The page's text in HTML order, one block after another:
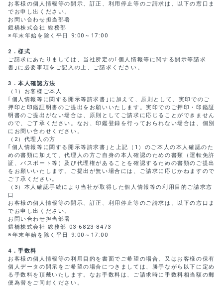
お客様の個人情報等の開示、訂正、利用停止等のご請求は、以下の窓口ま
でお申し出ください。
お問い合わせ担当部署
鎧橋株式会社 総務部
※年末年始を除く平日 9:00～17:00
2 ．様式
ご請求にあたりましては、当社所定の｢個人情報等に関する開示等請求
書｣に必要事項をご記入の上、ご請求ください。
3 ．本人確認方法
（1）お客様ご本人
｢個人情報等に関する開示等請求書｣に加えて、原則として、実印でのご
押印と印鑑証明書のご提出をお願いいたします。実印でのご押印・印鑑証
明書のご提出がない場合は、原則としてご請求に応じることができません
ので、ご了承ください。なお、印鑑登録を行っておられない場合は、個別
にお問い合わせください。
（2）代理人の方
｢個人情報等に関する開示等請求書｣と上記（1）のご本人の本人確認のた
めの書類に加えて、代理人の方ご自身の本人確認のための書類（運転免許
証、パスポート等）及び代理権があることを確認するための書類のご提出
をお願いいたします。ご提出が無い場合には、ご請求に応じかねますので
ご了承ください。
（3）本人確認手続により当社が取得した個人情報等の利用目的ご請求窓
口
お客様の個人情報等の開示、訂正、利用停止等のご請求は、以下の窓口ま
でお申し出ください。
お問い合わせ担当部署
鎧橋株式会社 総務部 03-6823-8473
※年末年始を除く平日 9:00～17:00
4 ．手数料
お客様の個人情報等の利用目的を書面でご希望の場合、又はお客様の保有
個人データの開示をご希望の場合につきましては、勝手ながら以下に定め
る手数料を頂戴いたします。なお手数料は、ご請求時に手数料相当額の郵
便為替をご同封ください。